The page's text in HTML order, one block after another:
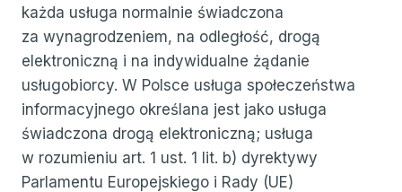
każda usługa normalnie świadczona
za wynagrodzeniem, na odległość, drogą
elektroniczną i na indywidualne żądanie
usługobiorcy. W Polsce usługa społeczeństwa
informacyjnego określana jest jako usługa
świadczona drogą elektroniczną; usługa
w rozumieniu art. 1 ust. 1 lit. b) dyrektywy
Parlamentu Europejskiego i Rady (UE)